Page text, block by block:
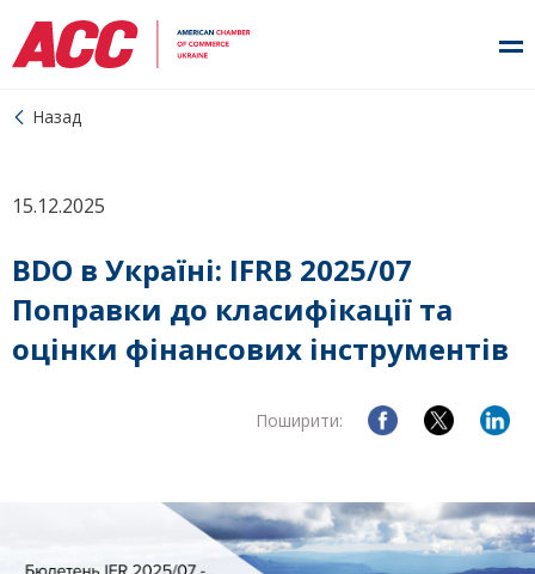
Назад
15.12.2025
BDO в Україні: IFRB 2025/07
Поправки до класифікації та
оцінки фінансових інструментів
Поширити: